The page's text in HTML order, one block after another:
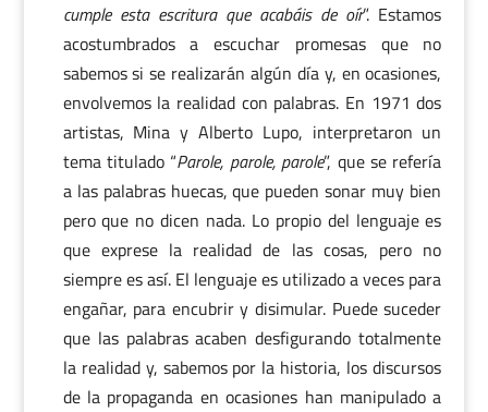
cumple esta escritura que acabáis de oír”. Estamos
acostumbrados a escuchar promesas que no
sabemos si se realizarán algún día y, en ocasiones,
envolvemos la realidad con palabras. En 1971 dos
artistas, Mina y Alberto Lupo, interpretaron un
tema titulado “Parole, parole, parole”, que se refería
a las palabras huecas, que pueden sonar muy bien
pero que no dicen nada. Lo propio del lenguaje es
que exprese la realidad de las cosas, pero no
siempre es así. El lenguaje es utilizado a veces para
engañar, para encubrir y disimular. Puede suceder
que las palabras acaben desfigurando totalmente
la realidad y, sabemos por la historia, los discursos
de la propaganda en ocasiones han manipulado a